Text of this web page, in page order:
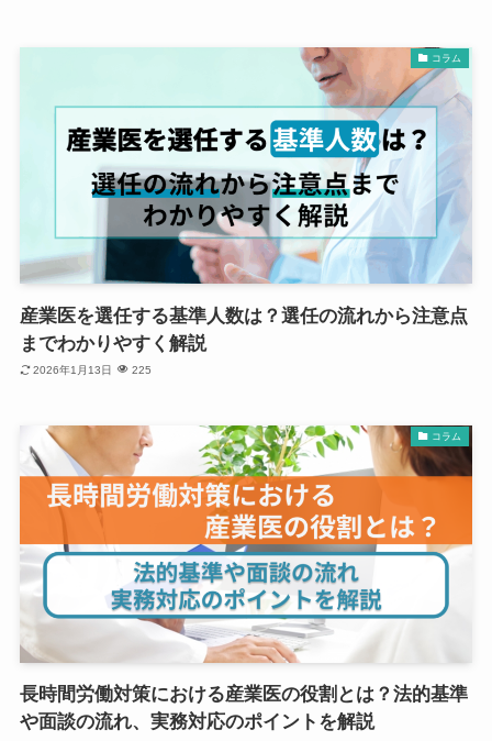
コラム
産業医を選任する基準人数は？選任の流れから注意点
までわかりやすく解説
2026年1月13日 225
コラム
長時間労働対策における産業医の役割とは？法的基準
や面談の流れ、実務対応のポイントを解説